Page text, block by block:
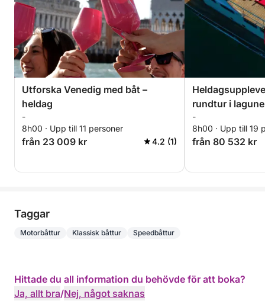
Utforska Venedig med båt –
heldag
-
8h00 · Upp till 11 personer
från 23 009 kr 4.2 (1)
rundtur i
-
8h00 · Upp till 19
från 80 532 kr
Taggar
Motorbåttur Klassisk båttur Speedbåttur
Hittade du all information du behövde för att boka?
Ja, allt bra/Nej, något saknas